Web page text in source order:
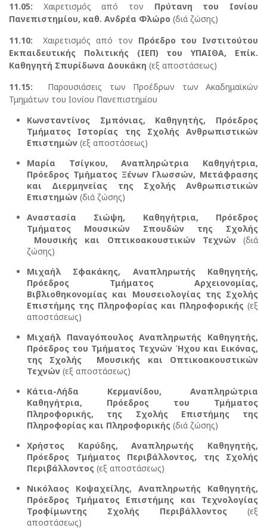
11.05: Χαιρετισμός από τον Πρύτανη του Ιονίου
Πανεπιστημίου, καθ. Ανδρέα Φλώρο (διά ζώσης)
11.10:Χαιρετισμός από τον Πρόεδρο του Ινστιτούτου
Εκπαιδευτικής Πολιτικής (ΙΕΠ) του ΥΠΑΙΘΑ, Επίκ.
Καθηγητή Σπυρίδωνα Δουκάκη (εξ αποστάσεως)
11.15: Παρουσιάσεις των Προέδρων των Ακαδημαϊκών
Τμημάτων του Ιονίου Πανεπιστημίου
Κωνσταντίνος Σμπόνιας, Καθηγητής, Πρόεδρος
Τμήματος Ιστορίας της Σχολής Ανθρωπιστικών
Επιστημών (εξ αποστάσεως)
Μαρία Τσίγκου, Αναπληρώτρια Καθηγήτρια,
Πρόεδρος Τμήματος Ξένων Γλωσσών, Μετάφρασης
και Διερμηνείας της Σχολής Ανθρωπιστικών
Επιστημών (διά ζώσης)
Αναστασία Σιώψη, Καθηγήτρια, Πρόεδρος
Τμήματος Μουσικών Σπουδών της Σχολής
Μουσικής και Οπτικοακουστικών Τεχνών (διά
ζώσης)
Μιχαήλ Σφακάκης, Αναπληρωτής Καθηγητής,
Πρόεδρος Τμήματος Αρχειονομίας,
Βιβλιοθηκονομίας και Μουσειολογίας της Σχολής
Επιστήμης της Πληροφορίας και Πληροφορικής (εξ
αποστάσεως)
Μιχαήλ Παναγόπουλος Αναπληρωτής Καθηγητής,
Πρόεδρος του Τμήματος Τεχνών Ήχου και Εικόνας,
της Σχολής Μουσικής και Οπτικοακουστικών
Τεχνών (εξ αποστάσεως)
Κάτια-Λήδα Κερμανίδου, Αναπληρώτρια
Καθηγήτρια, Πρόεδρος του Τμήματος
Πληροφορικής, της Σχολής Επιστήμης της
Πληροφορίας και Πληροφορικής (διά ζώσης)
Χρήστος Καρύδης, Αναπληρωτής Καθηγητής,
Πρόεδρος Τμήματος Περιβάλλοντος, της Σχολής
Περιβάλλοντος (εξ αποστάσεως)
Νικόλαος Κοψαχείλης, Αναπληρωτής Καθηγητής,
Πρόεδρος Τμήματος Επιστήμης και Τεχνολογίας
Τροφίμωντης Σχολής Περιβάλλοντος (εξ
αποστάσεως)